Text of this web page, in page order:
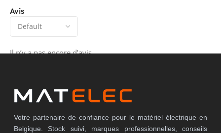
Avis
Il n’y a pas encore d’avis.
Votre partenaire de confiance pour le matériel électrique en
Belgique. Stock suivi, marques professionnelles, conseils